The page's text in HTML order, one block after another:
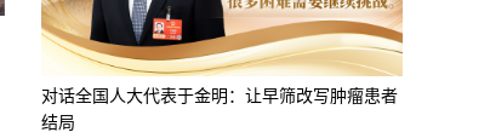
对话全国人大代表于金明：让早筛改写肿瘤患者
结局